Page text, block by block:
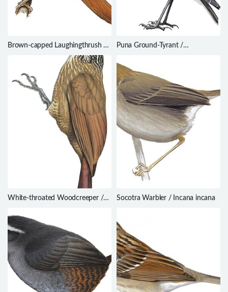
Brown-capped Laughingthrush /
Trochalopteron austeni
Puna Ground-Tyrant /
White-throated Woodcreeper /
Socotra Warbler / Incana incana